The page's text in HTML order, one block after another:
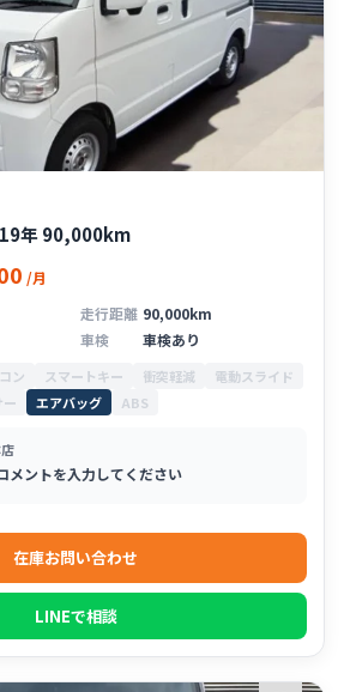
年 90,000km
/月
走行距離 90,000km
車検 車検あり
ン スマートキー 衝突軽減
電動スライド
ー エアバッグ ABS
メントを入力してください
在庫お問い合わせ
LINEで相談